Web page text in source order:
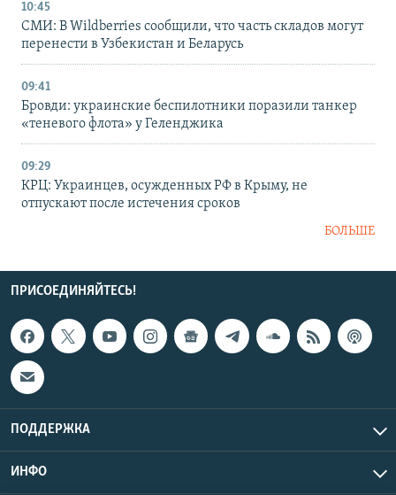
10:45
СМИ: В Wildberries сообщили, что часть складов могут
перенести в Узбекистан и Беларусь
09:41
Бровди: украинские беспилотники поразили танкер
«теневого флота» у Геленджика
09:29
КРЦ: Украинцев, осужденных РФ в Крыму, не
отпускают после истечения сроков
БОЛЬШЕ
ПРИСОЕДИНЯЙТЕСЬ!
ПОДДЕРЖКА
ИНФО